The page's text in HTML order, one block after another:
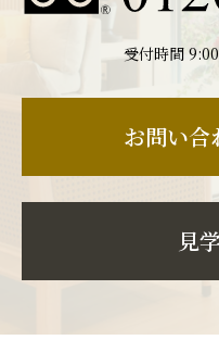
受付時間
お問い合
見